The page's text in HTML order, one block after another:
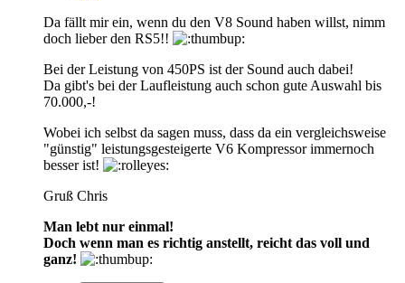
Da fällt mir ein, wenn du den V8 Sound haben willst, nimm
doch lieber den RS5!!
Bei der Leistung von 450PS ist der Sound auch dabei!
Da gibt's bei der Laufleistung auch schon gute Auswahl bis
70.000,-!
Wobei ich selbst da sagen muss, dass da ein vergleichsweise
"günstig" leistungsgesteigerte V6 Kompressor immernoch
besser ist!
Gruß Chris
Man lebt nur einmal!
Doch wenn man es richtig anstellt, reicht das voll und
ganz!